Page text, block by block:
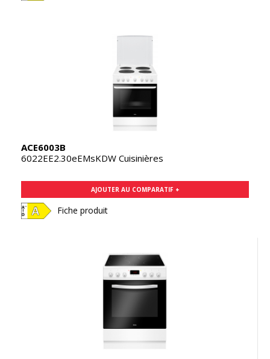
ACE6003B
6022EE2.30eEMsKDW Cuisinières
AJOUTER AU COMPARATIF +
Fiche produit